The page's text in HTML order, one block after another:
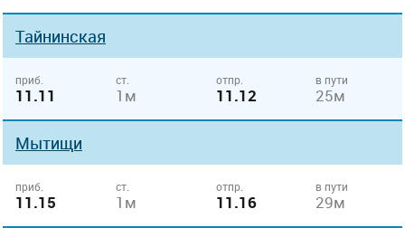
Тайнинская
приб.
11.11
ст.
1м
отпр.
11.12
в пути
25м
Мытищи
приб.
11.15
ст.
1м
отпр.
11.16
в пути
29м